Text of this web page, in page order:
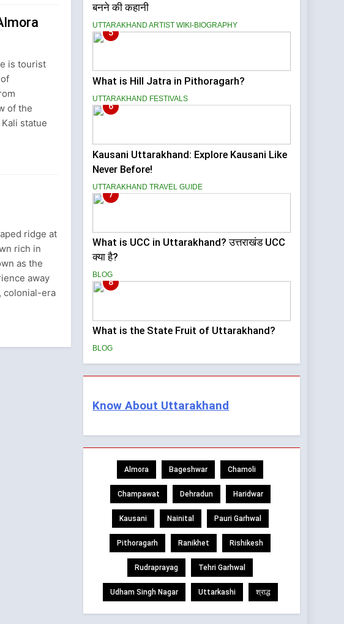
is tourist
of the
statue
ridge at
rich in
as the
away
colonial-era
बनने की कहानी
UTTARAKHAND ARTIST WIKI-BIOGRAPHY
5
What is Hill Jatra in Pithoragarh?
UTTARAKHAND FESTIVALS
6
Kausani Uttarakhand: Explore Kausani Like
Never Before!
UTTARAKHAND TRAVEL GUIDE
7
What is UCC in Uttarakhand? उत्तराखंड UCC
क्या है?
BLOG
8
What is the State Fruit of Uttarakhand?
BLOG
Know About Uttarakhand
Almora Bageshwar Chamoli
Champawat Dehradun Haridwar
Kausani Nainital Pauri Garhwal
Pithoragarh Ranikhet Rishikesh
Rudraprayag Tehri Garhwal
Udham Singh Nagar Uttarkashi श्राद्ध